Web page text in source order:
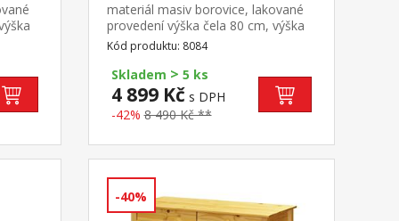
nebo
na
materiál masiv borovice, lakované
provedení výška čela 80 cm, výška
sedu 38 cm, cena bez roštu a
matrace minimální doporučená
výška matrace 15 cm doporučený
rozměr matrace 180 × 200 cm nebo
2 kusy 90 × 200 cm a rošt R4 nebo
2 kusy R1 doporučená nosnost do
Kód produktu: 8084
Skladem > 5 ks
4 899 Kč s DPH
-42% 8 490 Kč **
-40%